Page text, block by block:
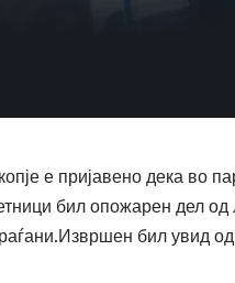
е пријавено дека во
бил опожарен дел
бил увид